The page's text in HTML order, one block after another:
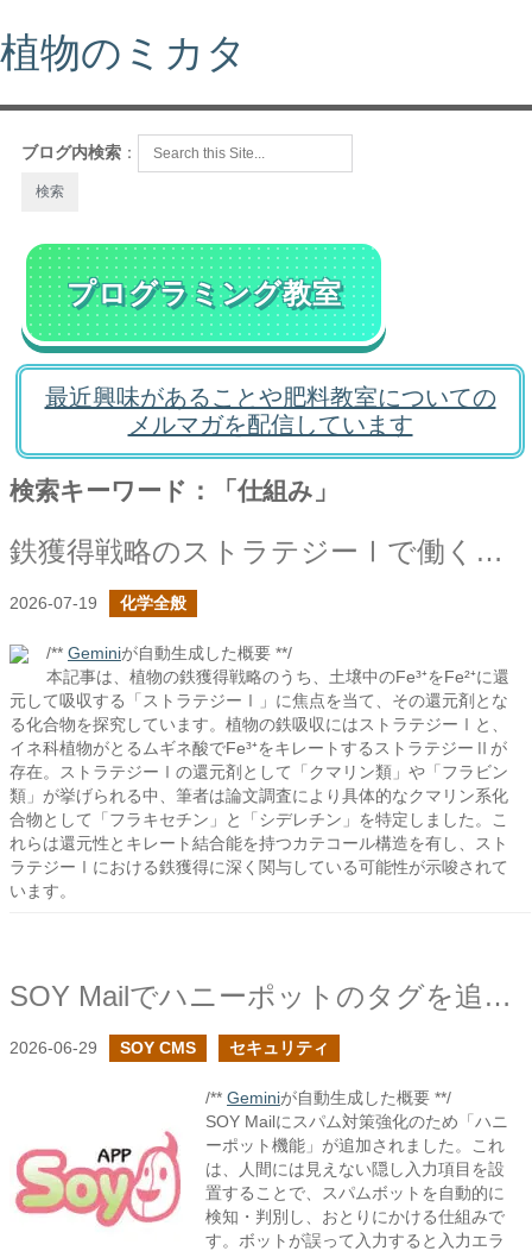
植物のミカタ
ブログ内検索 ：
プログラミング教室
最近興味があることや肥料教室についての
メルマガを配信しています
検索キーワード：「仕組み」
鉄獲得戦略のストラテジーⅠで働く化合物は何か？
2026-07-19 化学全般
/** Geminiが自動生成した概要 **/
本記事は、植物の鉄獲得戦略のうち、土壌中のFe³⁺をFe²⁺に還
元して吸収する「ストラテジーⅠ」に焦点を当て、その還元剤とな
る化合物を探究しています。植物の鉄吸収にはストラテジーⅠと、
イネ科植物がとるムギネ酸でFe³⁺をキレートするストラテジーⅡが
存在。ストラテジーⅠの還元剤として「クマリン類」や「フラビン
類」が挙げられる中、筆者は論文調査により具体的なクマリン系化
合物として「フラキセチン」と「シデレチン」を特定しました。こ
れらは還元性とキレート結合能を持つカテコール構造を有し、スト
ラテジーⅠにおける鉄獲得に深く関与している可能性が示唆されて
います。
SOY Mailでハニーポットのタグを追加しました
2026-06-29 SOY CMS セキュリティ
/** Geminiが自動生成した概要 **/
SOY Mailにスパム対策強化のため「ハニ
ーポット機能」が追加されました。これ
は、人間には見えない隠し入力項目を設
置することで、スパムボットを自動的に
検知・判別し、おとりにかける仕組みで
す。ボットが誤って入力すると入力エラ